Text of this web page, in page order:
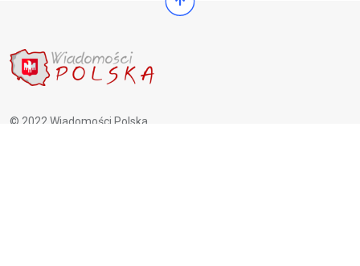
© 2022 Wiadomości Polska